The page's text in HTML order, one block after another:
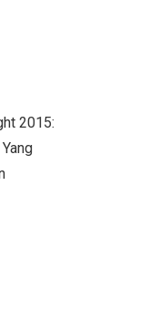
2015: